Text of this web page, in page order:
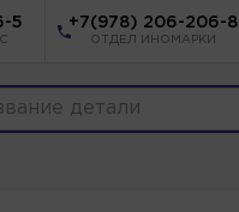
5 +7(978) 206-206-8
ОТДЕЛ ИНОМАРКИ